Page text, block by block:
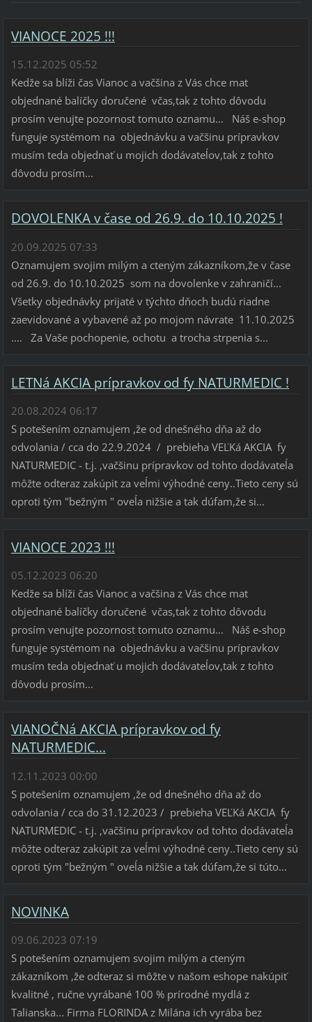
VIANOCE 2025 !!!
15.12.2025 05:52
Kedže sa blíži čas Vianoc a vačšina z Vás chce mat
objednané balíčky doručené včas,tak z tohto dôvodu
prosím venujte pozornost tomuto oznamu... Náš e-shop
funguje systémom na objednávku a vačšinu prípravkov
musím teda objednať u mojich dodávateĺov,tak z tohto
dôvodu prosím...
DOVOLENKA v čase od 26.9. do 10.10.2025 !
20.09.2025 07:33
Oznamujem svojim milým a cteným zákazníkom,že v čase
od 26.9. do 10.10.2025 som na dovolenke v zahraničí...
Všetky objednávky prijaté v týchto dňoch budú riadne
zaevidované a vybavené až po mojom návrate 11.10.2025
.... Za Vaše pochopenie, ochotu a trocha strpenia s...
LETNá AKCIA prípravkov od fy NATURMEDIC !
20.08.2024 06:17
S potešením oznamujem ,že od dnešného dňa až do
odvolania / cca do 22.9.2024 / prebieha VEĽKá AKCIA fy
NATURMEDIC - t.j. ,vačšinu prípravkov od tohto dodávateĺa
môžte odteraz zakúpit za veĺmi výhodné ceny..Tieto ceny sú
oproti tým "bežným " oveĺa nižšie a tak dúfam,že si...
VIANOCE 2023 !!!
05.12.2023 06:20
Kedže sa blíži čas Vianoc a vačšina z Vás chce mat
objednané balíčky doručené včas,tak z tohto dôvodu
prosím venujte pozornost tomuto oznamu... Náš e-shop
funguje systémom na objednávku a vačšinu prípravkov
musím teda objednať u mojich dodávateĺov,tak z tohto
dôvodu prosím...
VIANOČNá AKCIA prípravkov od fy
NATURMEDIC...
12.11.2023 00:00
S potešením oznamujem ,že od dnešného dňa až do
odvolania / cca do 31.12.2023 / prebieha VEĽKá AKCIA fy
NATURMEDIC - t.j. ,vačšinu prípravkov od tohto dodávateĺa
môžte odteraz zakúpit za veĺmi výhodné ceny..Tieto ceny sú
oproti tým "bežným " oveĺa nižšie a tak dúfam,že si túto...
NOVINKA
09.06.2023 07:19
S potešením oznamujem svojim milým a cteným
zákazníkom ,že odteraz si môžte v našom eshope nakúpiť
kvalitné , ručne vyrábané 100 % prírodné mydlá z
Talianska... Firma FLORINDA z Milána ich vyrába bez